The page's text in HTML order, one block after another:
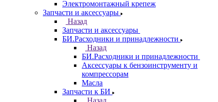
Электромонтажный крепеж
Запчасти и аксессуары
Назад
Запчасти и аксессуары
БИ.Расходники и принадлежности
Назад
БИ.Расходники и принадлежности
Аксессуары к бензоинструменту и
компрессорам
Масла
Запчасти к БИ
Назад